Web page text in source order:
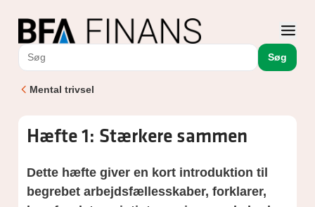
Søg
Mental trivsel
Hæfte 1: Stærkere sammen
Dette hæfte giver en kort introduktion til
begrebet arbejdsfællesskaber, forklarer,